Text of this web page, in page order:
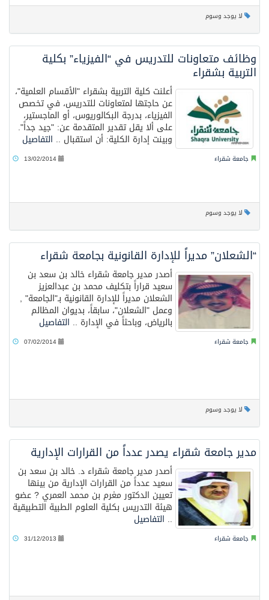
لا يوجد وسوم
وظائف متعاونات للتدريس في “الفيزياء” بكلية
التربية بشقراء
أعلنت كلية التربية بشقراء "الأقسام العلمية"،
عن حاجتها لمتعاونات للتدريس، في تخصص
الفيزياء، بدرجة البكالوريوس، أو الماجستير،
على ألا يقل تقدير المتقدمة عن: "جيد جداً".
وبينت إدارة الكلية: أن استقبال .. التفاصيل
جامعة شقراء 13/02/2014
لا يوجد وسوم
“الشعلان” مديراً للإدارة القانونية بجامعة شقراء
أصدر مدير جامعة شقراء خالد بن سعد بن
سعيد قراراً بتكليف محمد بن عبدالعزيز
الشعلان مديراً للإدارة القانونية بـ"الجامعة" ,
وعمل "الشعلان"، سابقاً، بديوان المظالم
بالرياض، وباحثاً في الإدارة .. التفاصيل
جامعة شقراء 07/02/2014
لا يوجد وسوم
مدير جامعة شقراء يصدر عدداً من القرارات الإدارية
أصدر مدير جامعة شقراء د. خالد بن سعد بن
سعيد عدداً من القرارات الإدارية من بينها
تعيين الدكتور مغرم بن محمد العمري ? عضو
هيئة التدريس بكلية العلوم الطبية التطبيقية
.. التفاصيل
جامعة شقراء 31/12/2013